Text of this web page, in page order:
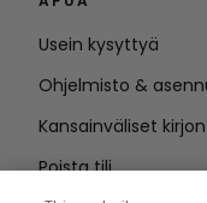
Usein kysyttyä
Ohjelmisto &
Kansainväliset
Poista tili